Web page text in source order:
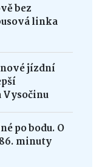
bez
linka
jízdní
Vysočinu
po bodu. O
minuty